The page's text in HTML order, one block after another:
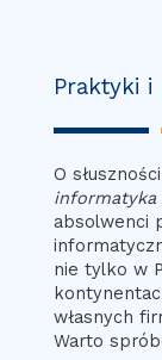
Praktyki i
O
informatyka
absolwenci
nie tylko w
własnych
Warto